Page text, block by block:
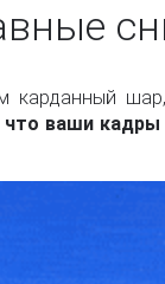
что ваши